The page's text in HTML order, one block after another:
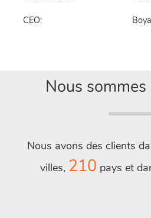
CEO:
Nous
Nous avons des clients
villes, 210 pays et